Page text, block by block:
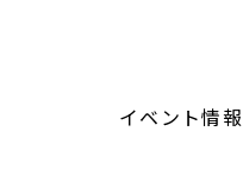
イベント情報